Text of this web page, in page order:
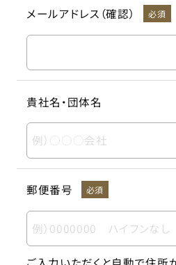
メールアドレス（確認） 必須
貴社名・団体名
郵便番号 必須
ご入力いただくと自動で住所